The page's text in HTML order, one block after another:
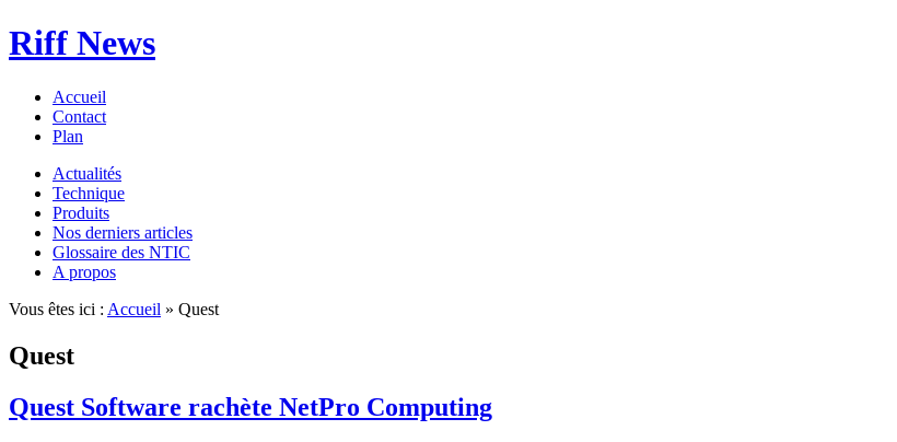
Riff News
Accueil
Contact
Plan
Actualités
Technique
Produits
Nos derniers articles
Glossaire des NTIC
A propos
Vous êtes ici : Accueil » Quest
Quest
Quest Software rachète NetPro Computing